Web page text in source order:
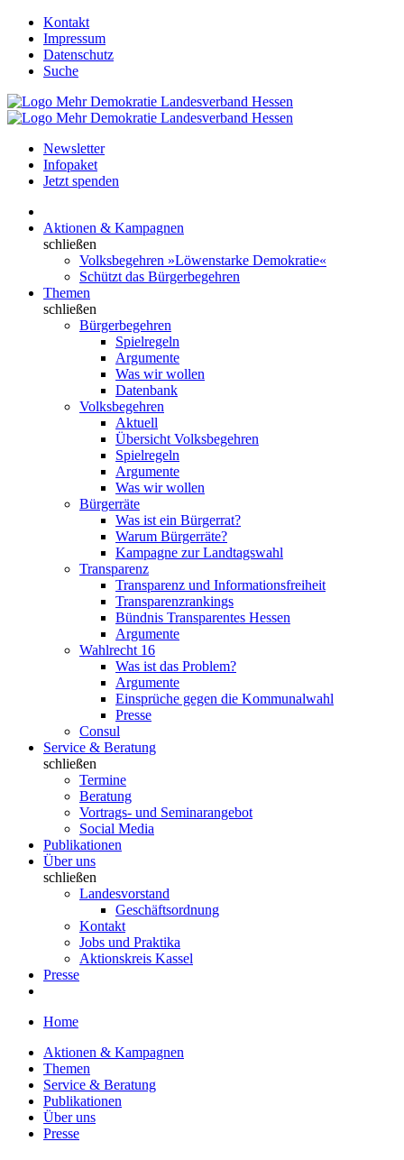
Kontakt
Impressum
Datenschutz
Suche
Newsletter
Infopaket
Jetzt spenden
Aktionen & Kampagnen
schließen
Volksbegehren »Löwenstarke Demokratie«
Schützt das Bürgerbegehren
Themen
schließen
Bürgerbegehren
Spielregeln
Argumente
Was wir wollen
Datenbank
Volksbegehren
Aktuell
Übersicht Volksbegehren
Spielregeln
Argumente
Was wir wollen
Bürgerräte
Was ist ein Bürgerrat?
Warum Bürgerräte?
Kampagne zur Landtagswahl
Transparenz
Transparenz und Informationsfreiheit
Transparenzrankings
Bündnis Transparentes Hessen
Argumente
Wahlrecht 16
Was ist das Problem?
Argumente
Einsprüche gegen die Kommunalwahl
Presse
Consul
Service & Beratung
schließen
Termine
Beratung
Vortrags- und Seminarangebot
Social Media
Publikationen
Über uns
schließen
Landesvorstand
Geschäftsordnung
Kontakt
Jobs und Praktika
Aktionskreis Kassel
Presse
Home
Aktionen & Kampagnen
Themen
Service & Beratung
Publikationen
Über uns
Presse